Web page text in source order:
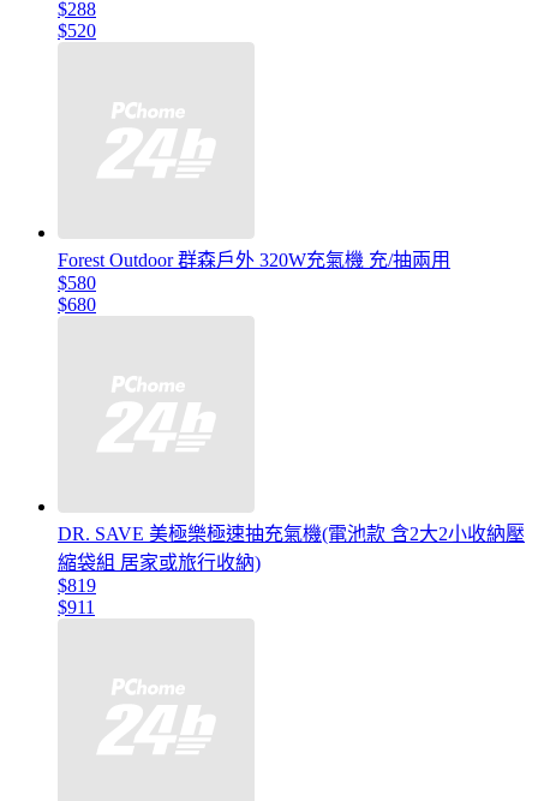
$288
$520
Forest Outdoor 群森戶外 320W充氣機 充/抽兩用
$580
$680
DR. SAVE 美極樂極速抽充氣機(電池款 含2大2小收納壓
縮袋組 居家或旅行收納)
$819
$911